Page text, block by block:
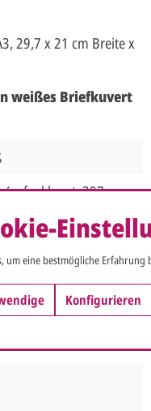
29,7 x 21 cm Breite x
weißes Briefkuvert
(aufgeklappt: 297 x
um eine bestmögliche Erfahrung
Konfigurieren